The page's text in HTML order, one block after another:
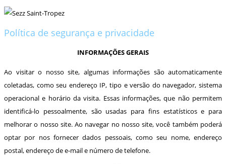
Política de segurança e privacidade
INFORMAÇÕES GERAIS
Ao visitar o nosso site, algumas informações são automaticamente
coletadas, como seu endereço IP, tipo e versão do navegador, sistema
operacional e horário da visita. Essas informações, que não permitem
identificá-lo pessoalmente, são usadas para fins estatísticos e para
melhorar o nosso site. Ao navegar no nosso site, você também poderá
optar por nos fornecer dados pessoais, como seu nome, endereço
postal, endereço de e-mail e número de telefone.